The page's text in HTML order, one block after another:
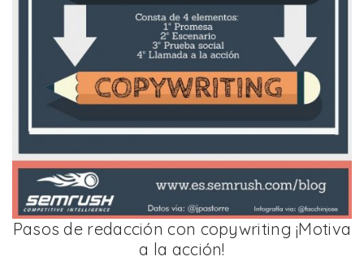
Pasos de redacción con copywriting ¡Motiva
a la acción!